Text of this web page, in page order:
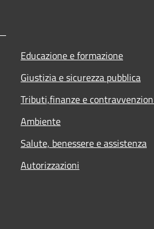
Educazione e formazione
Giustizia e sicurezza pubblica
Tributi,finanze e
Ambiente
Salute, benessere e assistenza
Autorizzazioni